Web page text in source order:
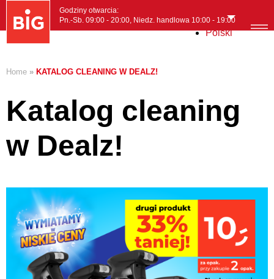
Polski
Godziny otwarcia:
Pn.-Sb. 09:00 - 20:00, Niedz. handlowa 10:00 - 19:00
Home » KATALOG CLEANING W DEALZ!
Katalog cleaning
w Dealz!